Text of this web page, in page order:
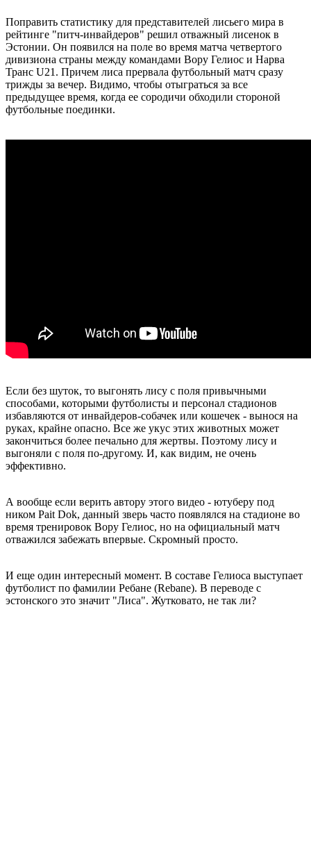
Поправить статистику для представителей лисьего мира в
рейтинге "питч-инвайдеров" решил отважный лисенок в
Эстонии. Он появился на поле во время матча четвертого
дивизиона страны между командами Вору Гелиос и Нарва
Транс U21. Причем лиса прервала футбольный матч сразу
трижды за вечер. Видимо, чтобы отыграться за все
предыдущее время, когда ее сородичи обходили стороной
футбольные поединки.
Если без шуток, то выгонять лису с поля привычными
способами, которыми футболисты и персонал стадионов
избавляются от инвайдеров-собачек или кошечек - вынося на
руках, крайне опасно. Все же укус этих животных может
закончиться более печально для жертвы. Поэтому лису и
выгоняли с поля по-другому. И, как видим, не очень
эффективно.
А вообще если верить автору этого видео - ютуберу под
ником Pait Dok, данный зверь часто появлялся на стадионе во
время тренировок Вору Гелиос, но на официальный матч
отважился забежать впервые. Скромный просто.
И еще один интересный момент. В составе Гелиоса выступает
футболист по фамилии Ребане (Rebane). В переводе с
эстонского это значит "Лиса". Жутковато, не так ли?